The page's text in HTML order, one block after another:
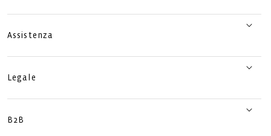
Assistenza
Legale
B2B